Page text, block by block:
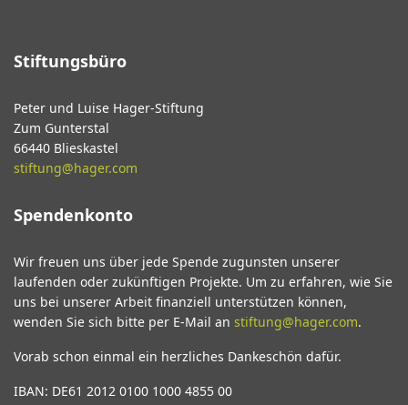
Stiftungsbüro
Peter und Luise Hager-Stiftung
Zum Gunterstal
66440 Blieskastel
stiftung@hager.com
Spendenkonto
Wir freuen uns über jede Spende zugunsten unserer
laufenden oder zukünftigen Projekte. Um zu erfahren, wie Sie
uns bei unserer Arbeit finanziell unterstützen können,
wenden Sie sich bitte per E-Mail an stiftung@hager.com.
Vorab schon einmal ein herzliches Dankeschön dafür.
IBAN: DE61 2012 0100 1000 4855 00